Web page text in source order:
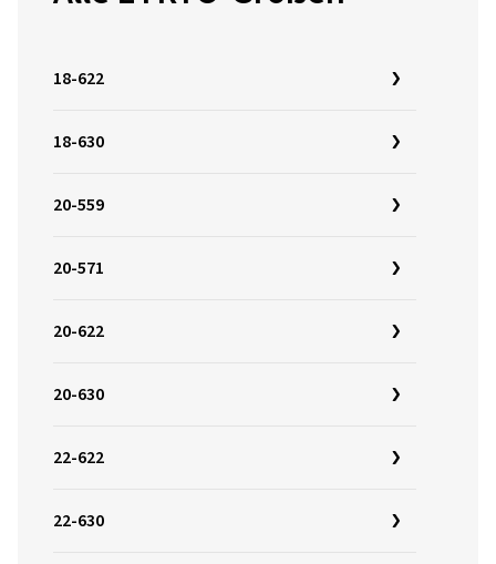
18-622
18-630
20-559
20-571
20-622
20-630
22-622
22-630